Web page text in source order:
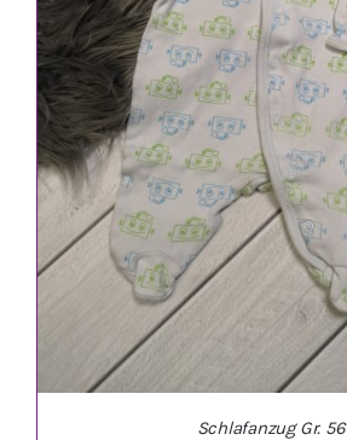
Schlafanzug Gr. 56